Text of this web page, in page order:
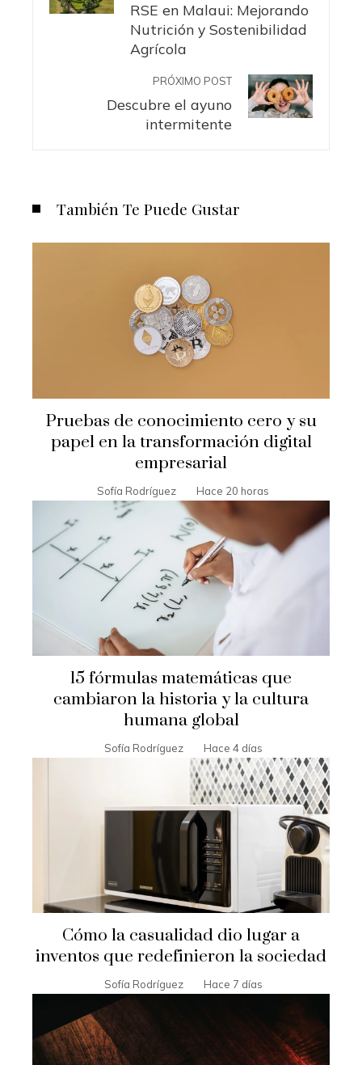
RSE en Malaui: Mejorando
Nutrición y Sostenibilidad
Agrícola
PRÓXIMO POST
Descubre el ayuno
intermitente
También Te Puede Gustar
Pruebas de conocimiento cero y su
papel en la transformación digital
empresarial
Sofía Rodríguez Hace 20 horas
15 fórmulas matemáticas que
cambiaron la historia y la cultura
humana global
Sofía Rodríguez Hace 4 días
Cómo la casualidad dio lugar a
inventos que redefinieron la sociedad
Sofía Rodríguez Hace 7 días